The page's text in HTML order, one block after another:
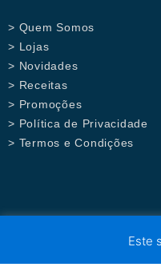
> Quem Somos
> Lojas
> Novidades
> Receitas
> Promoções
> Política de Privacidade
> Termos e Condições
Este